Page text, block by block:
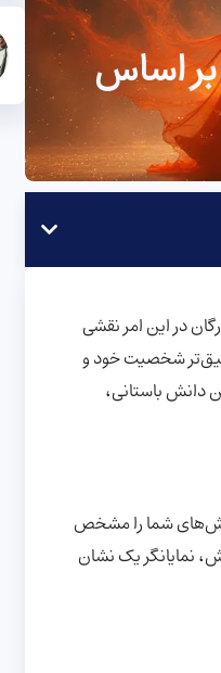
اساس
در این امر نقشی
شخصیت خود و
دانش باستانی،
شما را مشخص
تقسیم می‌کند که هر بخش، نمایانگر یک نشان